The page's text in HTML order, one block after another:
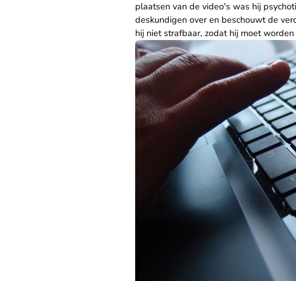
plaatsen van de video's was hij
deskundigen over en beschouwt de
hij niet strafbaar, zodat hij moet